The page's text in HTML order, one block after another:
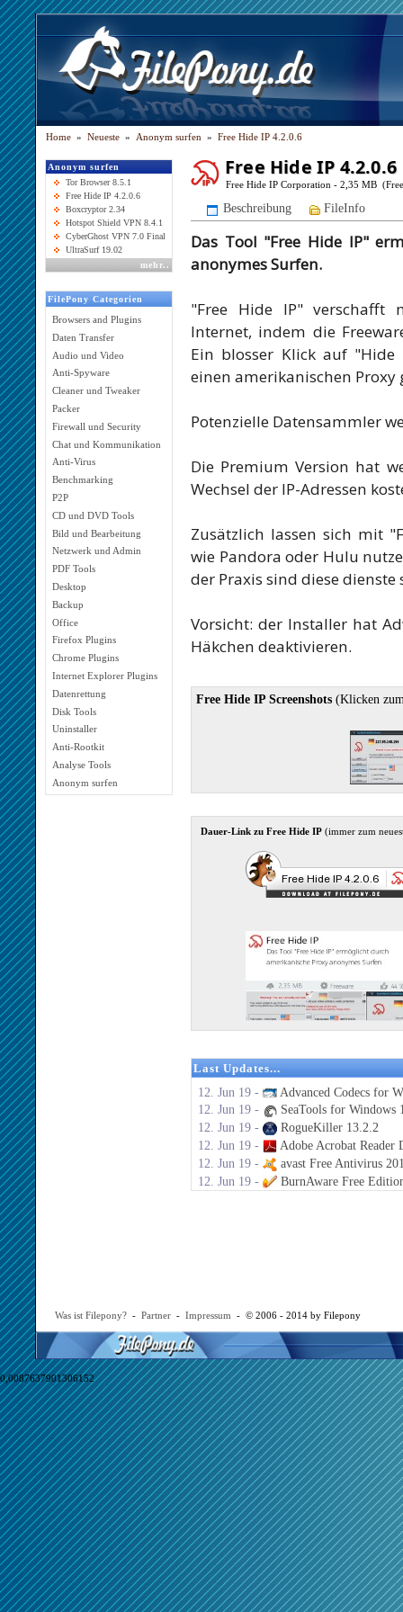
Home » Neueste » Anonym surfen » Free Hide IP 4.2.0.6
Anonym surfen
Tor Browser 8.5.1
Free Hide IP 4.2.0.6
Boxcryptor 2.34
Hotspot Shield VPN 8.4.1
CyberGhost VPN 7.0 Final
UltraSurf 19.02
mehr..
FilePony Categorien
Browsers and Plugins
Daten Transfer
Audio und Video
Anti-Spyware
Cleaner und Tweaker
Packer
Firewall und Security
Chat und Kommunikation
Anti-Virus
Benchmarking
P2P
CD und DVD Tools
Bild und Bearbeitung
Netzwerk und Admin
PDF Tools
Desktop
Backup
Office
Firefox Plugins
Chrome Plugins
Internet Explorer Plugins
Datenrettung
Disk Tools
Uninstaller
Anti-Rootkit
Analyse Tools
Anonym surfen
Free Hide IP 4.2.0.6
Free Hide IP Corporation - 2,35 MB
Beschreibung FileInfo
Das Tool "Free Hide IP"
anonymes Surfen.
"Free Hide IP" verschafft
Internet, indem die
Ein blosser Klick auf
einen amerikanischen Proxy
Potenzielle Datensammler
Die Premium Version hat
Wechsel der IP-Adressen
Zusätzlich lassen sich mit
wie Pandora oder Hulu
der Praxis sind diese
Vorsicht: der Installer hat
Häkchen deaktivieren.
Free Hide IP Screenshots (Klicken
Dauer-Link zu Free Hide IP (immer zum
Last Updates...
12. Jun 19 -
Advanced Codecs for
12. Jun 19 -
SeaTools for Windows
12. Jun 19 -
RogueKiller 13.2.2
12. Jun 19 -
Adobe Acrobat Reader
12. Jun 19 -
avast Free Antivirus
12. Jun 19 -
BurnAware Free
Was ist Filepony? - Partner - Impressum - © 2006 - 2014 by Filepony
0,0087637901306152